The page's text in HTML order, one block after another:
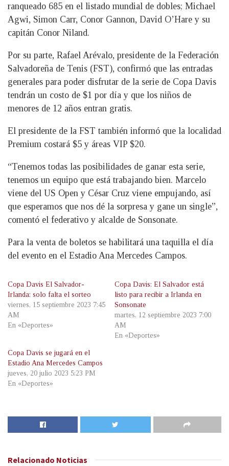
ranqueado 685 en el listado mundial de dobles; Michael
Agwi, Simon Carr, Conor Gannon, David O’Hare y su
capitán Conor Niland.
Por su parte, Rafael Arévalo, presidente de la Federación
Salvadoreña de Tenis (FST), confirmó que las entradas
generales para poder disfrutar de la serie de Copa Davis
tendrán un costo de $1 por día y que los niños de
menores de 12 años entran gratis.
El presidente de la FST también informó que la localidad
Premium costará $5 y áreas VIP $20.
“Tenemos todas las posibilidades de ganar esta serie,
tenemos un equipo que está trabajando bien. Marcelo
viene del US Open y César Cruz viene empujando, así
que esperamos que nos dé la sorpresa y gane un single”,
comentó el federativo y alcalde de Sonsonate.
Para la venta de boletos se habilitará una taquilla el día
del evento en el Estadio Ana Mercedes Campos.
Copa Davis El Salvador-
Irlanda: solo falta el sorteo
viernes, 15 septiembre 2023 7:45
AM
En «Deportes»
Copa Davis: El Salvador está
listo para recibir a Irlanda en
Sonsonate
martes, 12 septiembre 2023 7:00
AM
En «Deportes»
Copa Davis se jugará en el
Estadio Ana Mercedes Campos
jueves, 20 julio 2023 5:23 PM
En «Deportes»
Relacionado Noticias